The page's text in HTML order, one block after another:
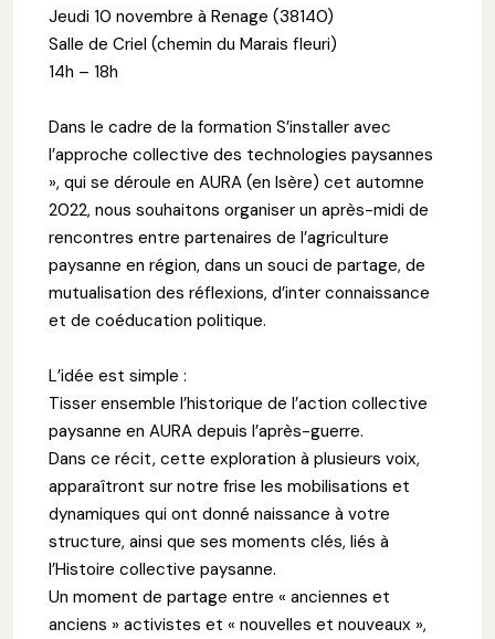
Jeudi 10 novembre à Renage (38140)
Salle de Criel (chemin du Marais fleuri)
14h – 18h
Dans le cadre de la formation S’installer avec
l’approche collective des technologies paysannes
», qui se déroule en AURA (en Isère) cet automne
2022, nous souhaitons organiser un après-midi de
rencontres entre partenaires de l’agriculture
paysanne en région, dans un souci de partage, de
mutualisation des réflexions, d’inter connaissance
et de coéducation politique.
L’idée est simple :
Tisser ensemble l’historique de l’action collective
paysanne en AURA depuis l’après-guerre.
Dans ce récit, cette exploration à plusieurs voix,
apparaîtront sur notre frise les mobilisations et
dynamiques qui ont donné naissance à votre
structure, ainsi que ses moments clés, liés à
l’Histoire collective paysanne.
Un moment de partage entre « anciennes et
anciens » activistes et « nouvelles et nouveaux »,